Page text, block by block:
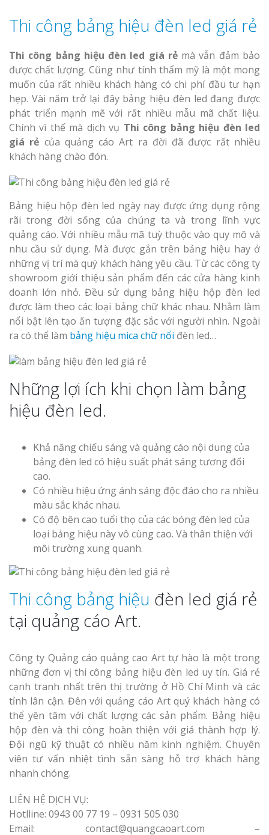
Thi công bảng hiệu đèn led giá rẻ
Thi công bảng hiệu đèn led giá rẻmà vẫn đảm bảo
được chất lượng. Cũng như tính thẩm mỹ là một mong
muốn của rất nhiều khách hàng có chi phí đầu tư hạn
hẹp. Vài năm trở lại đây bảng hiệu đèn led đang được
phát triển mạnh mẽ với rất nhiều mẫu mã chất liệu.
Chính vì thế mà dịch vụ Thi công bảng hiệu đèn led
giá rẻ của quảng cáo Art ra đời đã được rất nhiều
khách hàng chào đón.
Bảng hiệu hộp đèn led ngày nay được ứng dụng rộng
rãi trong đời sống của chúng ta và trong lĩnh vực
quảng cáo. Với nhiều mẫu mã tuỳ thuộc vào quy mô và
nhu cầu sử dụng. Mà được gắn trên bảng hiệu hay ở
những vị trí mà quý khách hàng yêu cầu. Từ các công ty
showroom giới thiệu sản phẩm đến các cửa hàng kinh
doanh lớn nhỏ. Đều sử dụng bảng hiệu hộp đèn led
được làm theo các loại bảng chữ khác nhau. Nhằm làm
nổi bật lên tạo ấn tượng đặc sắc với người nhìn. Ngoài
ra có thể làm bảng hiệu mica chữ nổi đèn led…
Những lợi ích khi chọn làm bảng
hiệu đèn led.
Khả năng chiếu sáng và quảng cáo nội dung của
bảng đèn led có hiệu suất phát sáng tương đối
cao.
Có nhiều hiệu ứng ánh sáng độc đáo cho ra nhiều
màu sắc khác nhau.
Có độ bên cao tuổi thọ của các bóng đèn led của
loại bảng hiệu này vô cùng cao. Và thân thiện với
môi trường xung quanh.
Thi công bảng hiệu đèn led giá rẻ
tại quảng cáo Art.
Công ty Quảng cáo quảng cao Art tự hào là một trong
những đơn vị thi công bảng hiệu đèn led uy tín. Giá rẻ
cạnh tranh nhất trên thị trường ở Hồ Chí Minh và các
tỉnh lân cận. Đên với quảng cáo Art quý khách hàng có
thể yên tâm với chất lượng các sản phẩm. Bảng hiệu
hộp đèn và thi công hoàn thiện với giá thành hợp lý.
Đội ngũ kỹ thuật có nhiều năm kinh nghiệm. Chuyên
viên tư vấn nhiệt tình sẵn sàng hỗ trợ khách hàng
nhanh chóng.
LIÊN HỆ DỊCH VỤ:
Hotlline: 0943 00 77 19 – 0931 505 030
Email: contact@quangcaoart.com –